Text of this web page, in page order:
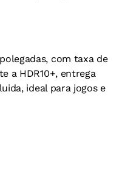
com taxa de
a HDR10+, entrega
ideal para jogos e